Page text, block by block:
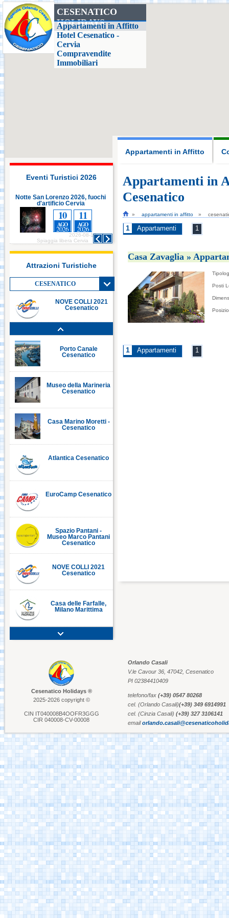
CESENATICO
HOLIDAYS
Appartamenti in Affitto
Hotel Cesenatico -
Cervia
Compravendite
Immobiliari
Appartamenti in Affitto
Eventi Turistici 2026
Notte San Lorenzo 2026, fuochi
d'artificio Cervia
10
AGO
2026
11
AGO
2026
2026-08-10
Spiaggia libera Cervia
Notte San Lorenzo 2026, fuochi
d'artificio Cervia
10
AGO
2026
11
AGO
2026-08-10
Attrazioni Turistiche
CESENATICO
NOVE COLLI 2021
Cesenatico
Casa delle Farfalle,
Milano Marittima
Adriatic Golf Club
Cervia - Milano
Marittima
Parco Oltremare -
Fiabilandia Rimini
Italia in Miniatura -
Rimini
Le Navi Acquario -
Cattolica
Porto Canale
Cesenatico
Museo della Marineria
Cesenatico
Casa Marino Moretti -
Cesenatico
Atlantica Cesenatico
EuroCamp Cesenatico
Spazio Pantani -
Museo Marco Pantani
Cesenatico
NOVE COLLI 2021
Cesenatico
Casa delle Farfalle,
Milano Marittima
Adriatic Golf Club
Mirabilandia Ravenna
Aquafan Riccione
Parco Oltremare -
Fiabilandia Rimini
Italia in Miniatura -
Rimini
Le Navi Acquario -
Cattolica
Porto Canale Cervia
Appartamenti in
Cesenatico
appartamenti in affitto
1 Appartamenti 1
Casa Zavaglia »
Posti
1 Appartamenti 1
Cesenatico Holidays ®
2025-2026 copyright ©
CIN IT040008B4OOFR3GGG
CIR 040008-CV-00008
Orlando Casali
V.le Cavour 36, 47042, Cesenatico
PI 02384410409
telefono/fax (+39) 0547 80268
cel. (Orlando Casali)(+39) 349 6914991
cel. (Cinzia Casali) (+39) 327 3106141
email